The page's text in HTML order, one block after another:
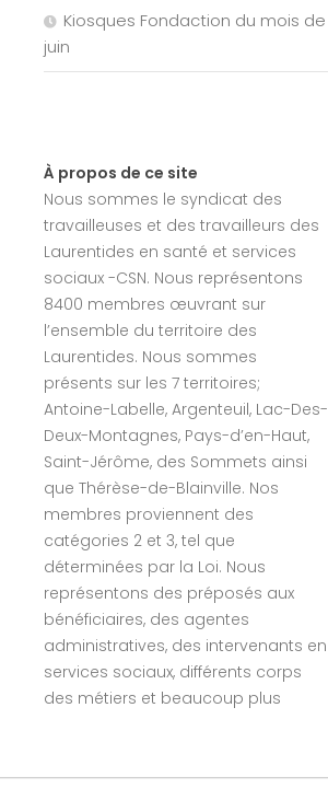
Kiosques Fondaction du mois de
juin
À propos de ce site
Nous sommes le syndicat des
travailleuses et des travailleurs des
Laurentides en santé et services
sociaux -CSN. Nous représentons
8400 membres œuvrant sur
l’ensemble du territoire des
Laurentides. Nous sommes
présents sur les 7 territoires;
Antoine-Labelle, Argenteuil, Lac-Des-
Deux-Montagnes, Pays-d’en-Haut,
Saint-Jérôme, des Sommets ainsi
que Thérèse-de-Blainville. Nos
membres proviennent des
catégories 2 et 3, tel que
déterminées par la Loi. Nous
représentons des préposés aux
bénéficiaires, des agentes
administratives, des intervenants en
services sociaux, différents corps
des métiers et beaucoup plus